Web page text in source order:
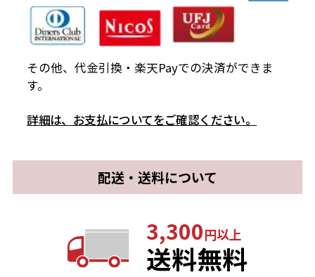
その他、代金引換・楽天Payでの決済ができま
す。
詳細は、お支払についてをご確認ください。
配送・送料について
3,300円以上
送料無料